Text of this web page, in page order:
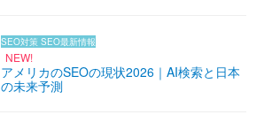
SEO対策 SEO最新情報
NEW!
アメリカのSEOの現状2026｜AI検索と日本
の未来予測